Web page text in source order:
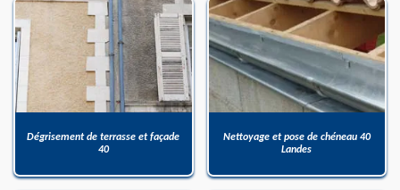
Dégrisement de terrasse et façade
40
Nettoyage et pose de chéneau 40
Landes